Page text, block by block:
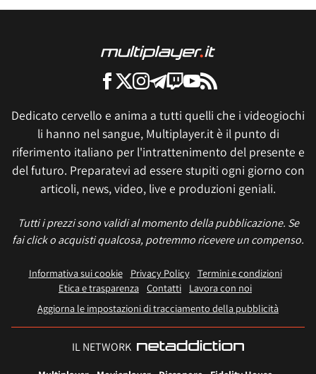
Dedicato cervello e anima a tutti quelli che i videogiochi
li hanno nel sangue, Multiplayer.it è il punto di
riferimento italiano per l'intrattenimento del presente e
del futuro. Preparatevi ad essere stupiti ogni giorno con
articoli, news, video, live e produzioni geniali.
Tutti i prezzi sono validi al momento della pubblicazione. Se
fai click o acquisti qualcosa, potremmo ricevere un compenso.
Informativa sui cookie Privacy Policy
Termini e condizioni
Etica e trasparenza Contatti
Lavora con noi
Aggiorna le impostazioni di tracciamento della pubblicità
IL NETWORK